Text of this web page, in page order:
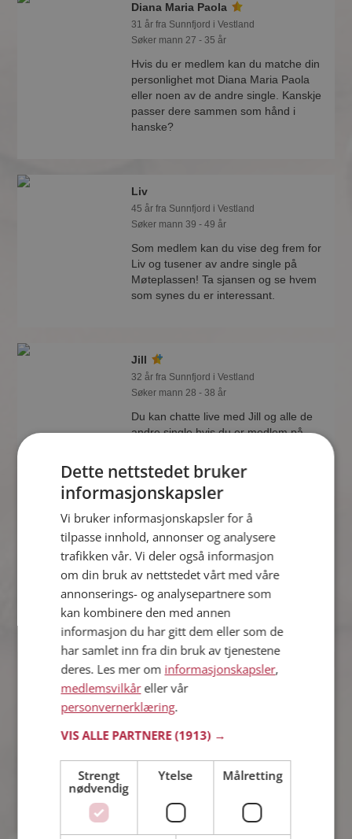
Diana Maria Paola
31 år fra Sunnfjord i Vestland
Søker mann 27 - 35 år
Hvis du er medlem kan du matche din
personlighet mot Diana Maria Paola
eller noen av de andre single. Kanskje
passer dere sammen som hånd i
hanske?
Liv
45 år fra Sunnfjord i Vestland
Søker mann 39 - 49 år
Som medlem kan du vise deg frem for
Liv og tusener av andre single på
Møteplassen! Ta sjansen og se hvem
som synes du er interessant.
Jill
32 år fra Sunnfjord i Vestland
Søker mann 28 - 38 år
Du kan chatte live med Jill og alle de
andre single hvis du er medlem på
bli medlem.
Karoline
33 år fra Sunnfjord i Vestland
Søker mann 32 - 37 år
medlem på Møteplassen får du vite
alle mulige detaljer om de single.
Christina
37 år fra Sunnfjord i Vestland
Søker kvinne 24 - 42 år
Hvis du er medlem kan du matche din
av de andre single. Kanskje passer
Dette nettstedet bruker
informasjonskapsler
Vi bruker informasjonskapsler for å
tilpasse innhold, annonser og analysere
trafikken vår. Vi deler også informasjon
om din bruk av nettstedet vårt med våre
annonserings- og analysepartnere som
kan kombinere den med annen
informasjon du har gitt dem eller som de
har samlet inn fra din bruk av tjenestene
deres. Les mer om informasjonskapsler,
medlemsvilkåreller vår
personvernerklæring.
VIS ALLE PARTNERE(1913) →
Strengt
nødvendig
Ytelse Målretting